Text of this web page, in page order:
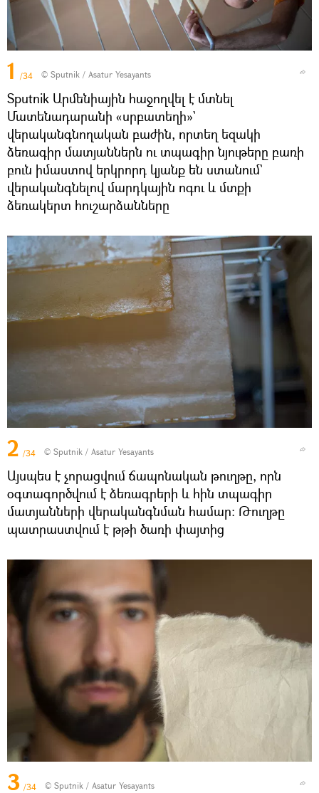
1 /34 © Sputnik / Asatur Yesayants
Sputnik Արմենիային հաջողվել է մտնել
Մատենադարանի «սրբատեղի»`
վերականգնողական բաժին, որտեղ եզակի
ձեռագիր մատյաններն ու տպագիր նյութերը բառի
բուն իմաստով երկրորդ կյանք են ստանում`
վերականգնելով մարդկային ոգու և մտքի
ձեռակերտ հուշարձանները
2 /34 © Sputnik / Asatur Yesayants
Այսպես է չորացվում ճապոնական թուղթը, որն
օգտագործվում է ձեռագրերի և հին տպագիր
մատյանների վերականգնման համար։ Թուղթը
պատրաստվում է թթի ծառի փայտից
3 /34 © Sputnik / Asatur Yesayants